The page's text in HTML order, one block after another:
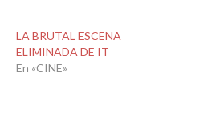
LA BRUTAL ESCENA
ELIMINADA DE IT
En «CINE»